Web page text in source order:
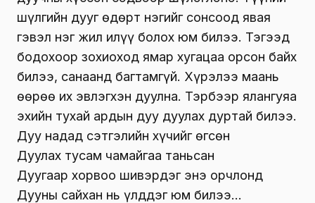
шүлгийн дууг өдөрт нэгийг сонсоод явая
гэвэл нэг жил илүү болох юм билээ. Тэгээд
бодохоор зохиоход ямар хугацаа орсон байх
билээ, санаанд багтамгүй. Хүрэлээ маань
өөрөө их эвлэгхэн дуулна. Тэрбээр ялангуяа
эхийн тухай ардын дуу дуулах дуртай билээ.
Дуу надад сэтгэлийн хүчийг өгсөн
Дуулах тусам чамайгаа таньсан
Дуугаар хорвоо шивэрдэг энэ орчлонд
Дууны сайхан нь үлддэг юм билээ…